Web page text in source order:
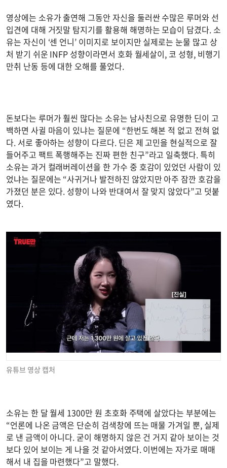
영상에는 소유가 출연해 그동안 자신을 둘러싼 수많은 루머와 선
입견에 대해 거짓말 탐지기를 활용해 해명하는 모습이 담겼다. 소
유는 자신이 ‘센 언니’ 이미지로 보이지만 실제로는 눈물 많고 상
처 받기 쉬운 INFP 성향이라면서 호화 월세살이, 코 성형, 비행기
만취 난동 등에 대한 오해를 풀었다.
돈보다는 루머가 훨씬 많다는 소유는 남사친으로 유명한 딘이 고
백하면 사귈 마음이 있냐는 질문에 “한번도 해본 적 없고 전혀 없
다. 서로 좋아하는 성향이 다르다. 딘은 제 고민을 현실적으로 잘
들어주고 팩트 폭행해주는 진짜 편한 친구”라고 일축했다. 특히
소유는 과거 컬래버레이션을 한 가수 중 호감이 있었던 사람이 있
었냐는 질문에는 “사귀거나 발전하진 않았지만 아주 잠깐 호감을
가졌던 분은 있다. 성향이 나와 반대여서 잘 맞지 않았다”고 덧붙
였다.
유튜브 영상 캡처
소유는 한 달 월세 1300만 원 초호화 주택에 살았다는 부분에는
“언론에 나온 금액은 단순히 검색창에 뜨는 매물 가겨일 뿐, 실제
로 낸 금액이 아니다. 굳이 해명하지 않은 건 거지 같아 보이는 것
보다 있어 보이는 게 나을 것 같아서였다. 이번에는 자가로 매매
해서 내 집을 마련했다”고 말했다.